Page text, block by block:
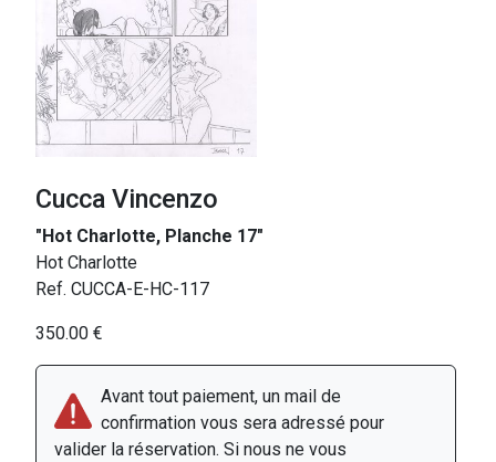
Cucca Vincenzo
"Hot Charlotte, Planche 17"
Hot Charlotte
Ref. CUCCA-E-HC-117
350.00 €
Avant tout paiement, un mail de
confirmation vous sera adressé pour
valider la réservation. Si nous ne vous